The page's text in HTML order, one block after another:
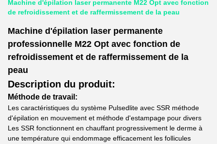
Machine d'épilation laser permanente M22 Opt avec fonction
de refroidissement et de raffermissement de la peau
Machine d'épilation laser permanente
professionnelle M22 Opt avec fonction de
refroidissement et de raffermissement de la
peau
Description du produit:
Méthode de travail:
Les caractéristiques du système Pulsedlite avec SSR méthode
d'épilation en mouvement et méthode d'estampage pour divers
Les SSR fonctionnent en chauffant progressivement le derme à
une température qui endommage efficacement les follicules